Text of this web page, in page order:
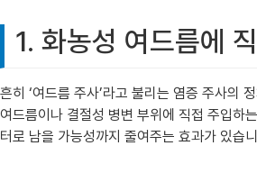
1. 화농성 여드름에
흔히 ‘여드름 주사’라고 불리는 염증 주사의
여드름이나 결절성 병변 부위에 직접 주입하
터로 남을 가능성까지 줄여주는 효과가 있습